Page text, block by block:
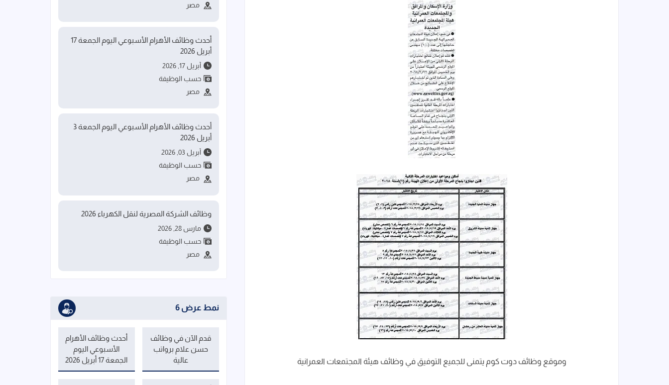
وموقع وظائف دوت كوم يتمنى للجميع التوفيق في وظائف هيئة المجتمعات العمرانية
مصر
أحدث وظائف الأهرام الأسبوعي اليوم الجمعة 17
أبريل 2026
أبريل 17, 2026
حسب الوظيفة
مصر
أحدث وظائف الأهرام الأسبوعي اليوم الجمعة 3
أبريل 2026
أبريل 03, 2026
حسب الوظيفة
مصر
وظائف الشركة المصرية لنقل الكهرباء 2026
مارس 28, 2026
حسب الوظيفة
مصر
نمط عرض 6
قدم الآن في وظائف
حسن علام برواتب
عالية
أحدث وظائف الأهرام
الأسبوعي اليوم
الجمعة 17 أبريل 2026